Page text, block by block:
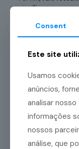
significa que o
orientações
negóciopodem
Quais
ao
Consent
Este site
Usamos
anúncios,
analisar
informações
nossos
análise, que